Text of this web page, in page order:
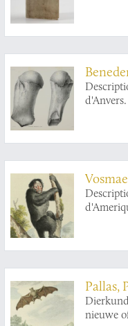
bosch-
(singe
géneral
Pallas,
nieuwe